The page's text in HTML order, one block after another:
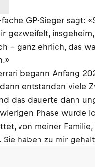
GP-Sieger sagt:
gezweifelt,
– ganz ehrlich, das
begann Anfang
entstanden viele
das dauerte dann
Phase wurde
von meiner Familie,
Sie haben zu mir